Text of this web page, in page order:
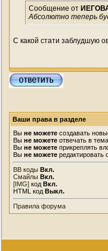
Сообщение от
Абсолютно теперь
С какой стати заблудшую
Ваши права в разделе
Вы не можете создавать
Вы не можете отвечать в
Вы не можете прикреплять
Вы не можете редактировать
BB коды Вкл.
Смайлы Вкл.
[IMG] код Вкл.
HTML код Выкл.
Правила форума